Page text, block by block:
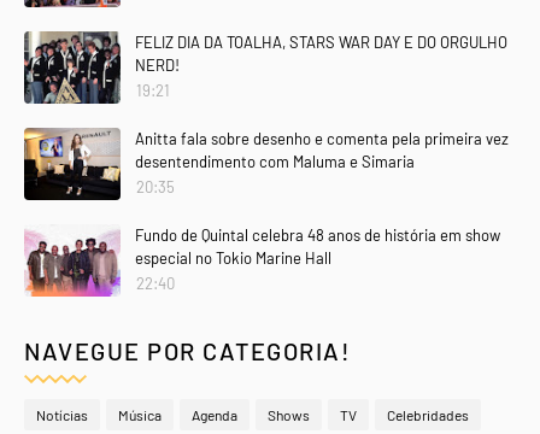
FELIZ DIA DA TOALHA, STARS WAR DAY E DO ORGULHO
NERD!
19:21
Anitta fala sobre desenho e comenta pela primeira vez
desentendimento com Maluma e Simaria
20:35
Fundo de Quintal celebra 48 anos de história em show
especial no Tokio Marine Hall
22:40
NAVEGUE POR CATEGORIA!
Notícias Música Agenda Shows TV Celebridades